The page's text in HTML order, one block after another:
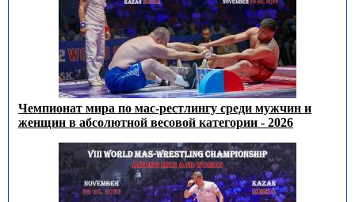
Чемпионат мира по мас-рестлингу среди мужчин и
женщин в абсолютной весовой категории - 2026